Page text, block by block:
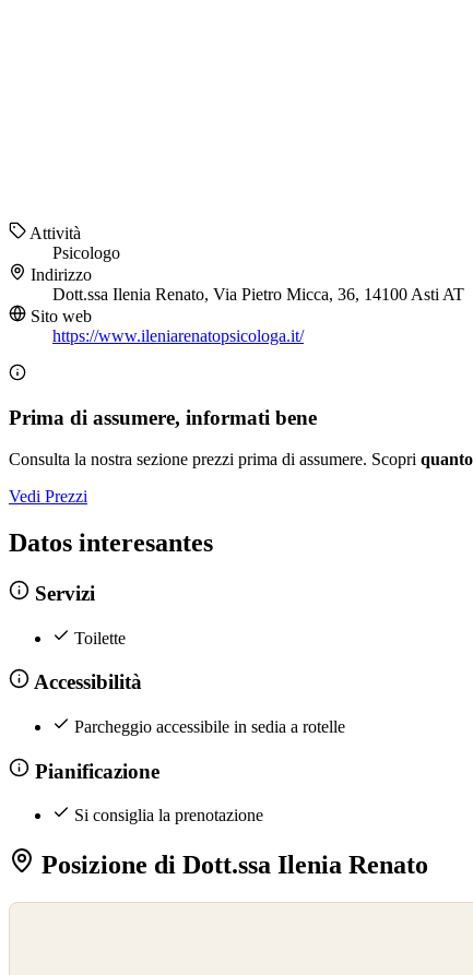
Attività
Psicologo
Indirizzo
Dott.ssa Ilenia Renato, Via Pietro Micca, 36, 14100 Asti AT
Sito web
https://www.ileniarenatopsicologa.it/
Prima di assumere, informati bene
Consulta la nostra sezione prezzi prima di assumere. Scopri
Vedi Prezzi
Datos interesantes
Servizi
Toilette
Accessibilità
Parcheggio accessibile in sedia a rotelle
Pianificazione
Si consiglia la prenotazione
Posizione di Dott.ssa Ilenia Renato